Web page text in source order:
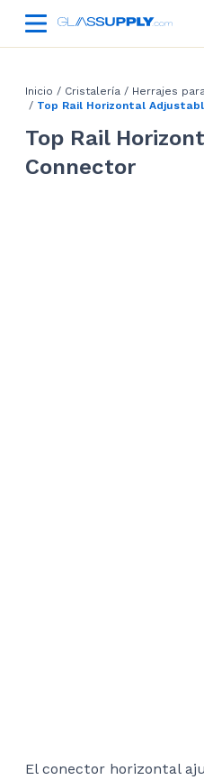
Inicio / Cristalería / Herrajes
/ Top Rail Horizontal
Top Rail
Connector
El conector horizontal